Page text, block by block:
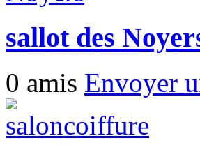
sallot des
0 amis Envoyer